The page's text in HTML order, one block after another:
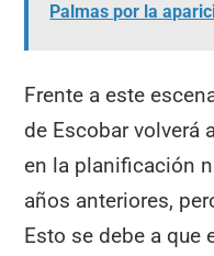
Palmas por la
Frente a este
de Escobar volverá
en la planificación
años anteriores,
Esto se debe a que